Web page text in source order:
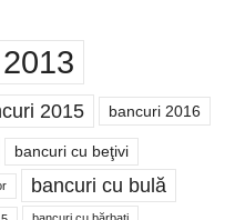
2015 bancuri 2016
bancuri cu beţivi
bancuri cu bulă